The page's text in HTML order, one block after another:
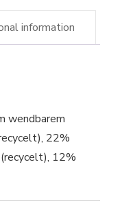
information
wendbarem
22%
12%